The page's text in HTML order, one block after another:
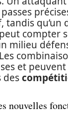
tandis qu’un
compter
milieu
et
des
nouvelles